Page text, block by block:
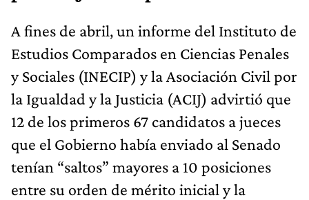
A fines de abril, un informe del Instituto de
Estudios Comparados en Ciencias Penales
y Sociales (INECIP) y la Asociación Civil por
la Igualdad y la Justicia (ACIJ) advirtió que
12 de los primeros 67 candidatos a jueces
que el Gobierno había enviado al Senado
tenían “saltos” mayores a 10 posiciones
entre su orden de mérito inicial y la